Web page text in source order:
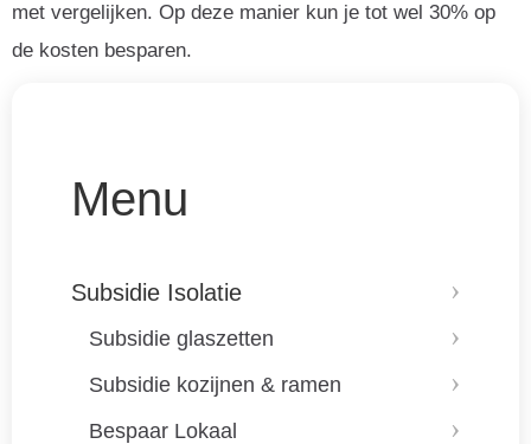
met vergelijken. Op deze manier kun je tot wel 30% op
de kosten besparen.
Menu
Subsidie Isolatie
Subsidie glaszetten
Subsidie kozijnen & ramen
Bespaar Lokaal